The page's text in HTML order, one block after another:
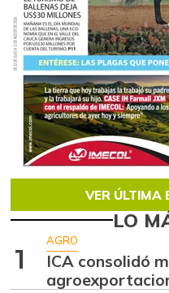
VER ÚLTIMA
LO
1
AGRO
ICA consolidó